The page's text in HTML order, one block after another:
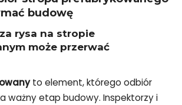
budowę
rysa na stropie
może przerwać
to element, którego odbiór
ważny etap budowy. Inspektorzy i